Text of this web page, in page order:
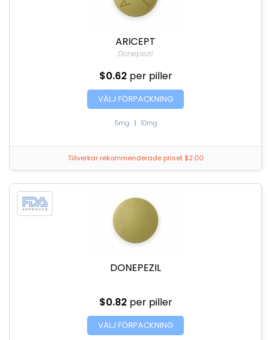
ARICEPT
Donepezil
$0.62 per piller
VÄLJ FÖRPACKNING
5mg | 10mg
Tillverkar rekommenderade priset $2.00
DONEPEZIL
$0.82 per piller
VÄLJ FÖRPACKNING